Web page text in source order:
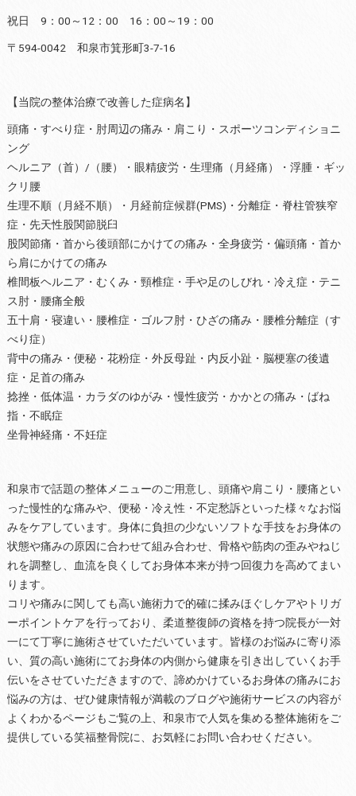
祝日 9：00～12：00 16：00～19：00
〒594-0042 和泉市箕形町3-7-16
【当院の整体治療で改善した症病名】
頭痛・すべり症・肘周辺の痛み・肩こり・スポーツコンディショニ
ング
ヘルニア（首）/（腰）・眼精疲労・生理痛（月経痛）・浮腫・ギッ
クリ腰
生理不順（月経不順）・月経前症候群(PMS)・分離症・脊柱管狭窄
症・先天性股関節脱臼
股関節痛・首から後頭部にかけての痛み・全身疲労・偏頭痛・首か
ら肩にかけての痛み
椎間板ヘルニア・むくみ・頸椎症・手や足のしびれ・冷え症・テニ
ス肘・腰痛全般
五十肩・寝違い・腰椎症・ゴルフ肘・ひざの痛み・腰椎分離症（す
べり症）
背中の痛み・便秘・花粉症・外反母趾・内反小趾・脳梗塞の後遺
症・足首の痛み
捻挫・低体温・カラダのゆがみ・慢性疲労・かかとの痛み・ばね
指・不眠症
坐骨神経痛・不妊症
和泉市で話題の整体メニューのご用意し、頭痛や肩こり・腰痛とい
った慢性的な痛みや、便秘・冷え性・不定愁訴といった様々なお悩
みをケアしています。身体に負担の少ないソフトな手技をお身体の
状態や痛みの原因に合わせて組み合わせ、骨格や筋肉の歪みやねじ
れを調整し、血流を良くしてお身体本来が持つ回復力を高めてまい
ります。
コリや痛みに関しても高い施術力で的確に揉みほぐしケアやトリガ
ーポイントケアを行っており、柔道整復師の資格を持つ院長が一対
一にて丁寧に施術させていただいています。皆様のお悩みに寄り添
い、質の高い施術にてお身体の内側から健康を引き出していくお手
伝いをさせていただきますので、諦めかけているお身体の痛みにお
悩みの方は、ぜひ健康情報が満載のブログや施術サービスの内容が
よくわかるページもご覧の上、和泉市で人気を集める整体施術をご
提供している笑福整骨院に、お気軽にお問い合わせください。